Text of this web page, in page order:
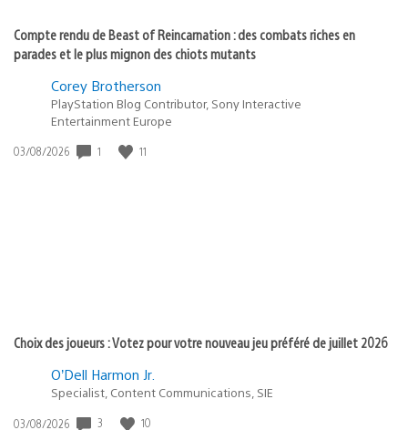
Compte rendu de Beast of Reincarnation : des combats riches en
parades et le plus mignon des chiots mutants
Corey Brotherson
PlayStation Blog Contributor, Sony Interactive
Entertainment Europe
Date
03/08/2026 1 11
Choix des joueurs : Votez pour votre nouveau jeu préféré de juillet 2026
O’Dell Harmon Jr.
Specialist, Content Communications, SIE
Date
03/08/2026 3 10